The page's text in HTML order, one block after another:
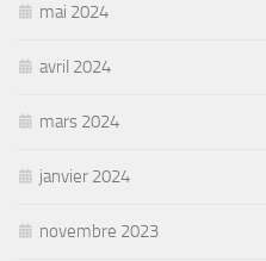
mai 2024
avril 2024
mars 2024
janvier 2024
novembre 2023